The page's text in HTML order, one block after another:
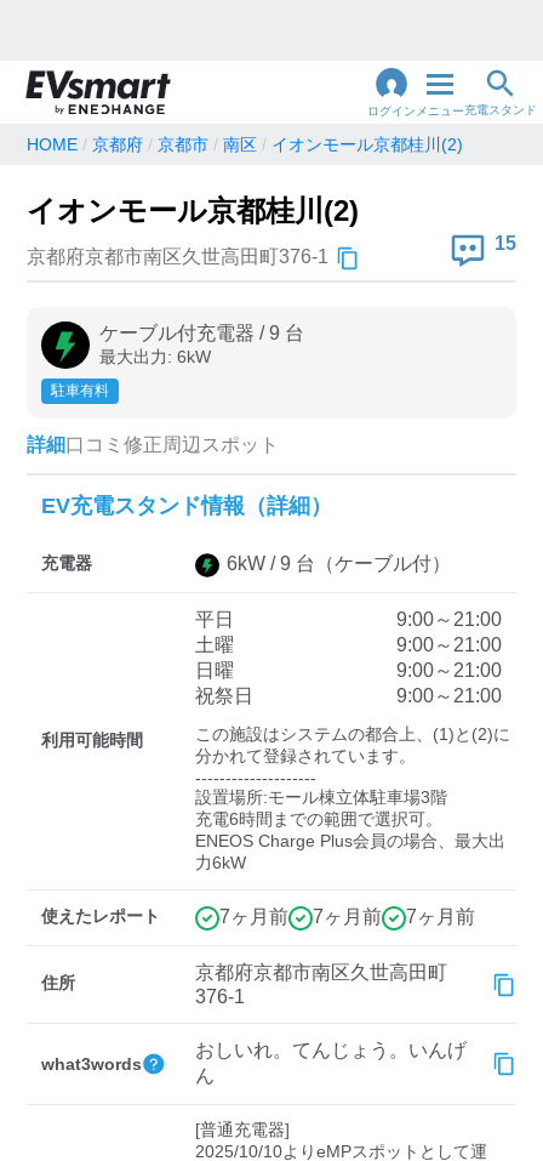
ログイン メニュー充電スタンド
地名・観光スポット・住所で検索
充電器の種類
急速充電器のみ表示
高速道路上のみ表示
認証システム
三菱ディーラーを表示
日産ディーラーを表示
示
中速-20kW-以上 急速-44kW-以上
車種
HOME 京都府 京都市 南区 イオンモール京都桂川(2)
イオンモール京都桂川(2)
京都府京都市南区久世高田町376-1
15
ケーブル付充電器 /9 台
最大出力: 6kW
駐車有料
詳細口コミ 修正周辺スポット
EV充電スタンド情報（詳細）
充電器 6kW /9 台 （ケーブル付）
利用可能時間
平日
9:00～21:00
土曜
9:00～21:00
日曜
9:00～21:00
祝祭日
9:00～21:00
この施設はシステムの都合上、(1)と(2)に
分かれて登録されています。
--------------------
設置場所:モール棟立体駐車場3階
充電6時間までの範囲で選択可。
ENEOS Charge Plus会員の場合、最大出
力6kW
使えたレポート 7ヶ月前 7ヶ月前 7ヶ月前
住所
京都府京都市南区久世高田町
376-1
what3words
おしいれ。てんじょう。いんげ
ん
[普通充電器]
2025/10/10よりeMPスポットとして運